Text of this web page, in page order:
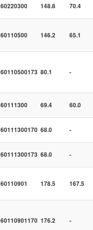
60220300 148.8 70.4
60110500 146.2 65.1
60110500173 80.1 -
60111300 69.4 60.0
60111300170 68.0 -
60111300173 68.0 -
60110901 178.5 167.5
60110901170 176.2 -